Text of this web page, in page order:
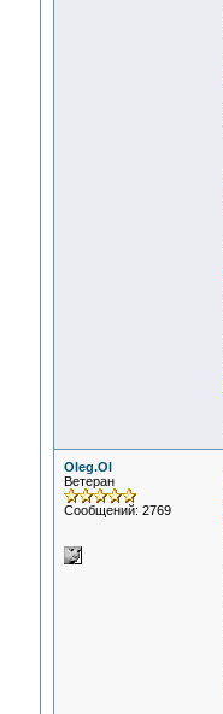
Oleg.Ol
Ветеран
Сообщений: 2769